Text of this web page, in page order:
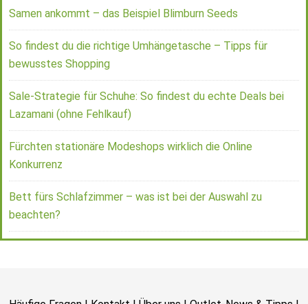
Samen ankommt – das Beispiel Blimburn Seeds
So findest du die richtige Umhängetasche – Tipps für
bewusstes Shopping
Sale-Strategie für Schuhe: So findest du echte Deals bei
Lazamani (ohne Fehlkauf)
Fürchten stationäre Modeshops wirklich die Online
Konkurrenz
Bett fürs Schlafzimmer – was ist bei der Auswahl zu
beachten?